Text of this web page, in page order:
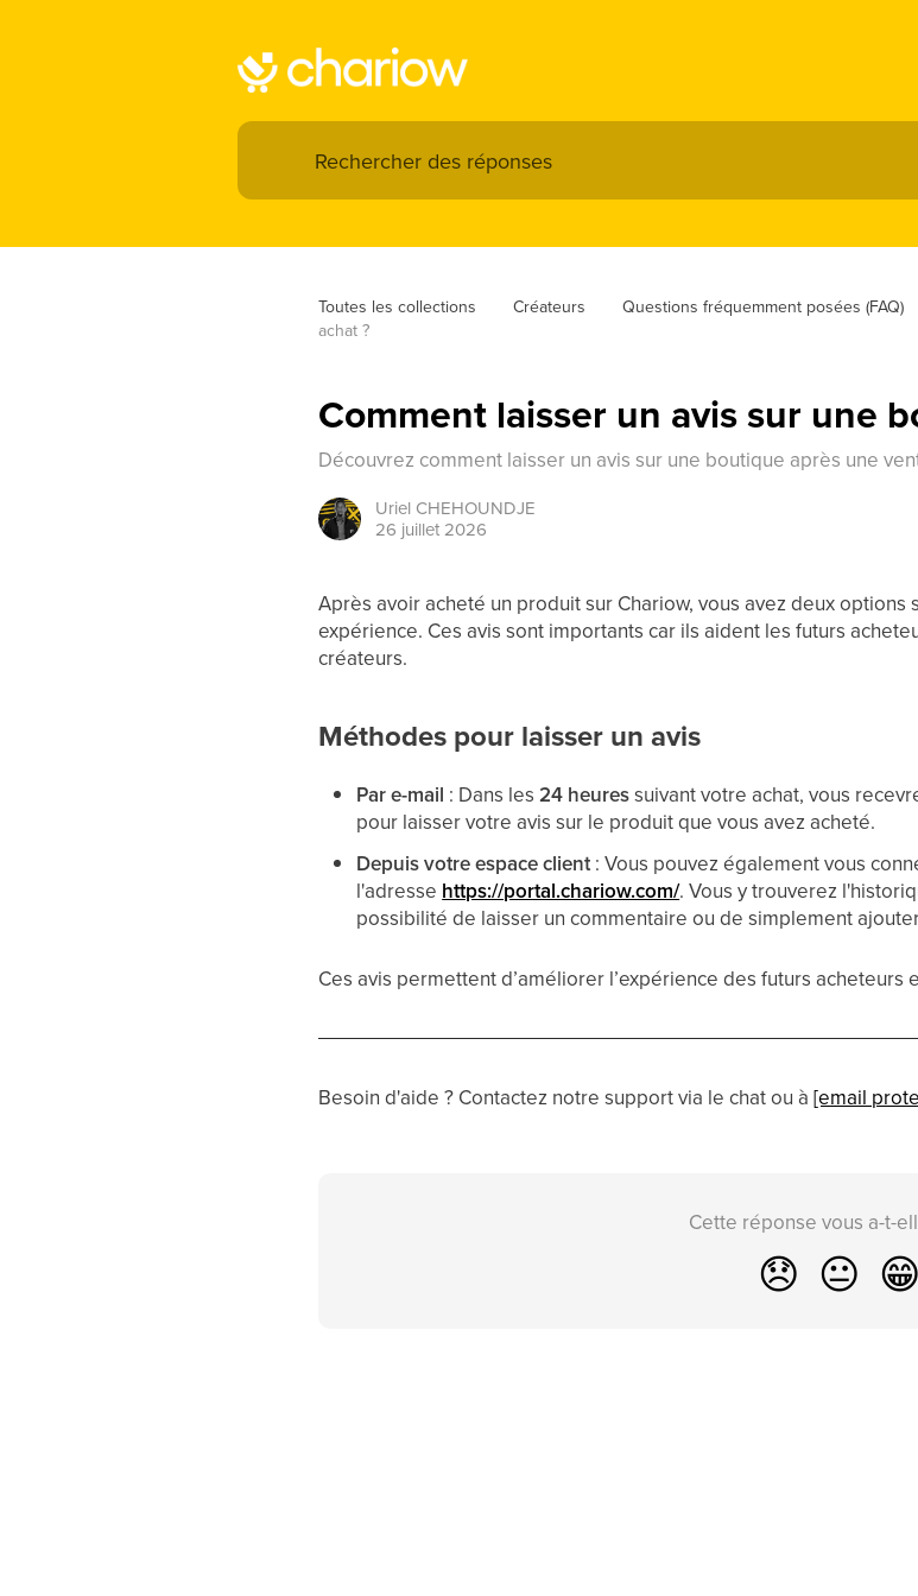
Toutes les collections Créateurs Questions fréquemment posées (FAQ)
achat ?
Comment laisser un avis sur une
Découvrez comment laisser un avis sur une boutique après une
Uriel CHEHOUNDJE
26 juillet 2026
Après avoir acheté un produit sur Chariow, vous avez deux
expérience. Ces avis sont importants car ils aident les futurs
créateurs.
Méthodes pour laisser un avis
Par e-mail : Dans les24 heuressuivant votre achat, vous
pour laisser votre avis sur le produit que vous avez acheté.
Depuis votre espace client: Vous pouvez également vous
l'adresse https://portal.chariow.com/. Vous y trouverez
possibilité de laisser un commentaire ou de simplement ajouter
Ces avis permettent d’améliorer l’expérience des futurs
Besoin d'aide ? Contactez notre support via le chat ou à[email
Cette réponse vous a-t-
😞 😐 😁